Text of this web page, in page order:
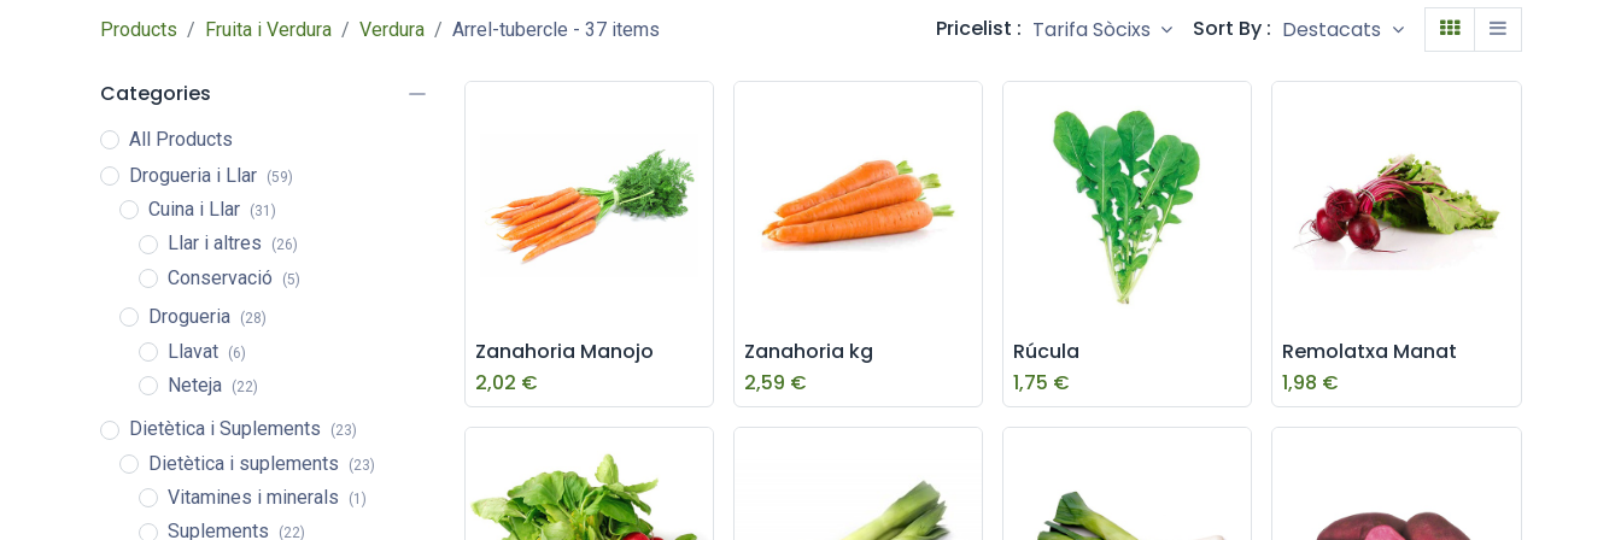
Products Fruita i Verdura Verdura Arrel-tubercle - 37 items Pricelist : Tarifa Sòcixs Sort By : Destacats
Categories
All Products
Drogueria i Llar
(59)
Cuina i Llar (31)
Llar i altres (26)
Conservació (5)
Drogueria (28)
Llavat (6)
Neteja (22)
Dietètica i Suplements (23)
Dietètica i suplements (23)
Vitamines i minerals (1)
Suplements (22)
Zanahoria Manojo
2,02 €
Zanahoria kg
2,59 €
Rúcula
1,75 €
Remolatxa Manat
1,98 €